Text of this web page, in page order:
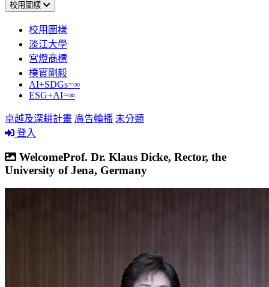
校用圖樣
校用圖樣
淡江大學
宮燈商標
樸實剛毅
AI+SDGs=∞
ESG+AI=∞
卓越及深耕計畫 廣告輪播 未分類
登入
WelcomeProf. Dr. Klaus Dicke, Rector, the
University of Jena, Germany